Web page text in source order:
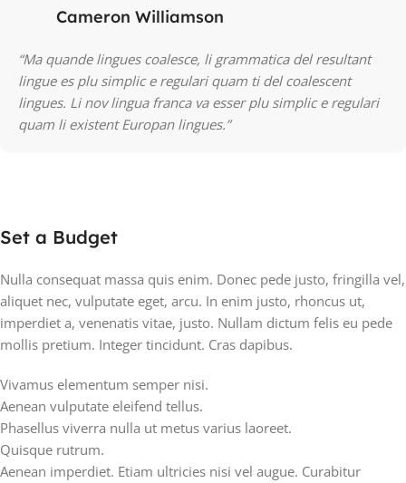
Cameron Williamson
“Ma quande lingues coalesce, li grammatica del resultant
lingue es plu simplic e regulari quam ti del coalescent
lingues. Li nov lingua franca va esser plu simplic e regulari
quam li existent Europan lingues.”
Set a Budget
Nulla consequat massa quis enim. Donec pede justo, fringilla vel,
aliquet nec, vulputate eget, arcu. In enim justo, rhoncus ut,
imperdiet a, venenatis vitae, justo. Nullam dictum felis eu pede
mollis pretium. Integer tincidunt. Cras dapibus.
Vivamus elementum semper nisi.
Aenean vulputate eleifend tellus.
Phasellus viverra nulla ut metus varius laoreet.
Quisque rutrum.
Aenean imperdiet. Etiam ultricies nisi vel augue. Curabitur